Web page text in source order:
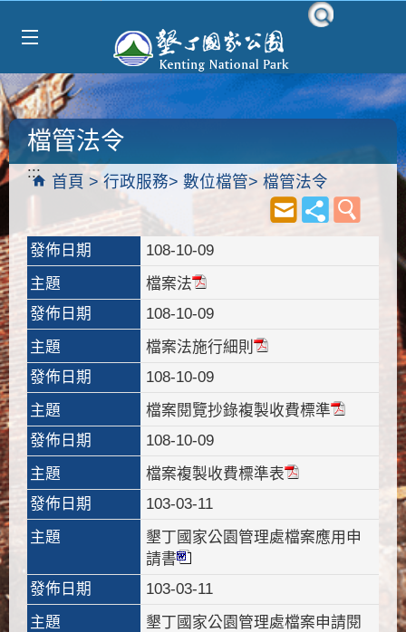
:::
首頁 行政服務 數位檔管 檔管法令
檔管法令
發佈日期
108-10-09
主題
檔案法
發佈日期
108-10-09
主題
檔案法施行細則
發佈日期
108-10-09
主題
檔案閱覽抄錄複製收費標準
發佈日期
108-10-09
主題
檔案複製收費標準表
發佈日期
103-03-11
主題
墾丁國家公園管理處檔案應用申
請書
發佈日期
103-03-11
主題
墾丁國家公園管理處檔案申請閱